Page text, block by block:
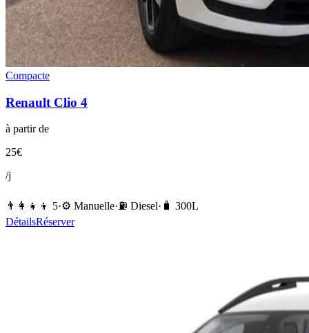
Compacte
Renault Clio 4
à partir de
25€
/j
👨‍👩‍👧‍👦 5·⚙️ Manuelle·⛽️ Diesel· 🧳 300L
DétailsRéserver